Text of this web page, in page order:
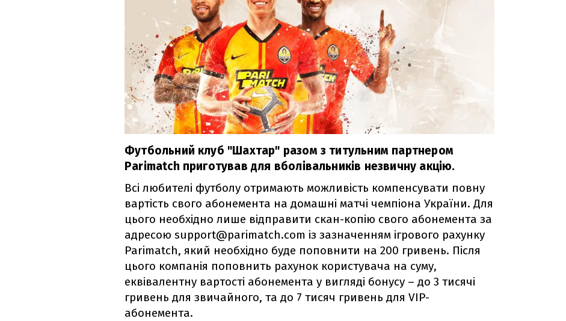
Футбольний клуб "Шахтар" разом з титульним партнером
Parimatch приготував для вболівальників незвичну акцію.
Всі любителі футболу отримають можливість компенсувати повну
вартість свого абонемента на домашні матчі чемпіона України. Для
цього необхідно лише відправити скан-копію свого абонемента за
адресою support@parimatch.com із зазначенням ігрового рахунку
Parimatch, який необхідно буде поповнити на 200 гривень. Після
цього компанія поповнить рахунок користувача на суму,
еквівалентну вартості абонемента у вигляді бонусу – до 3 тисячі
гривень для звичайного, та до 7 тисяч гривень для VIP-
абонемента.